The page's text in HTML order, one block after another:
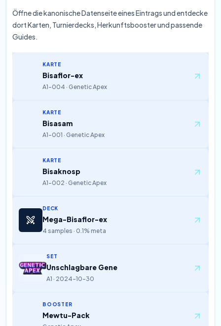
Öffne die kanonische Datenseite eines Eintrags und entdecke
dort Karten, Turnierdecks, Herkunftsbooster und passende
Guides.
KARTE
Bisaflor-ex
A1-004 · Genetic Apex
KARTE
Bisasam
A1-001 · Genetic Apex
KARTE
Bisaknosp
A1-002 · Genetic Apex
DECK
Mega-Bisaflor-ex
4 samples · 0.1% meta
SET
Unschlagbare Gene
A1 · 2024-10-30
BOOSTER
Mewtu-Pack